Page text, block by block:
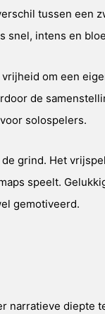
tussen een
snel, intens en
om een
de
solospelers.
grind. Het
speelt.
gemotiveerd.
diepte